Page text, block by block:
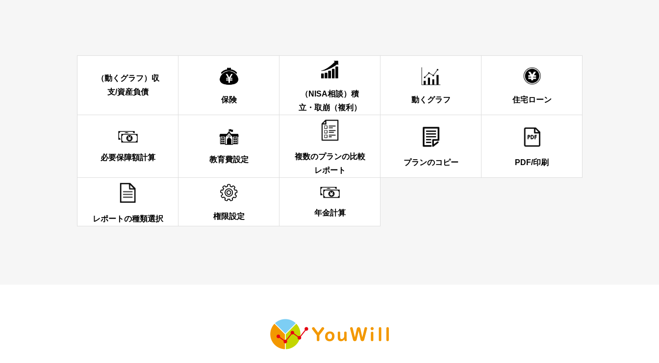
（動くグラフ）収
支/資産負債
保険
（NISA相談）積
立・取崩（複利）
動くグラフ 住宅ローン
必要保障額計算 教育費設定
複数のプランの比較
レポート
プランのコピー PDF/印刷
レポートの種類選択 権限設定 年金計算